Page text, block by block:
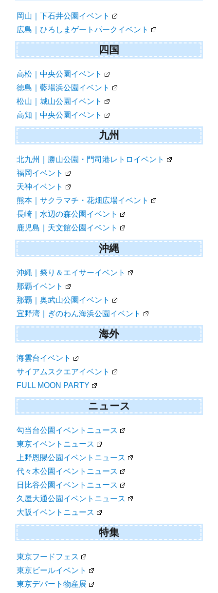
岡山｜下石井公園イベント
広島｜ひろしまゲートパークイベント
四国
高松｜中央公園イベント
徳島｜藍場浜公園イベント
松山｜城山公園イベント
高知｜中央公園イベント
九州
北九州｜勝山公園・門司港レトロイベント
福岡イベント
天神イベント
熊本｜サクラマチ・花畑広場イベント
長崎｜水辺の森公園イベント
鹿児島｜天文館公園イベント
沖縄
沖縄｜祭り＆エイサーイベント
那覇イベント
那覇｜奥武山公園イベント
宜野湾｜ぎのわん海浜公園イベント
海外
海雲台イベント
サイアムスクエアイベント
FULL MOON PARTY
ニュース
勾当台公園イベントニュース
東京イベントニュース
上野恩賜公園イベントニュース
代々木公園イベントニュース
日比谷公園イベントニュース
久屋大通公園イベントニュース
大阪イベントニュース
特集
東京フードフェス
東京ビールイベント
東京デパート物産展